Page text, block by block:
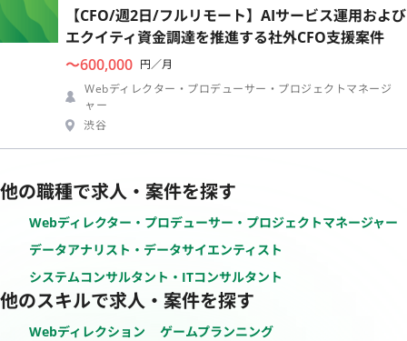
【CFO/週2日/フルリモート】AIサービス運用および
エクイティ資金調達を推進する社外CFO支援案件
〜600,000 円／月
Webディレクター・プロデューサー・プロジェクトマネージ
ャー
渋谷
他の職種で求人・案件を探す
Webディレクター・プロデューサー・プロジェクトマネージャー
データアナリスト・データサイエンティスト
システムコンサルタント・ITコンサルタント
他のスキルで求人・案件を探す
Webディレクション
ゲームプランニング